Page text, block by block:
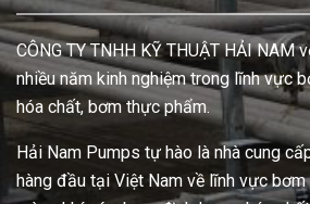
CÔNG TY TNHH KỸ THUẬT HẢI NAM
nhiều năm kinh nghiệm trong lĩnh vực
hóa chất, bơm thực phẩm.
Hải Nam Pumps tự hào là nhà cung
hàng đầu tại Việt Nam về lĩnh vực bơm